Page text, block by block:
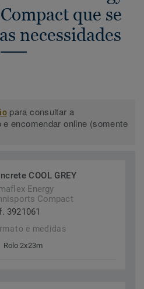
que se
necessidades
para consultar a
encomendar online (somente
COOL GREY
Energy
Compact
3921061
e medidas
Rolo 2x23m